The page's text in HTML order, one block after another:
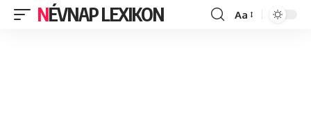
NÉVNAP LEXIKON
Font
Aa